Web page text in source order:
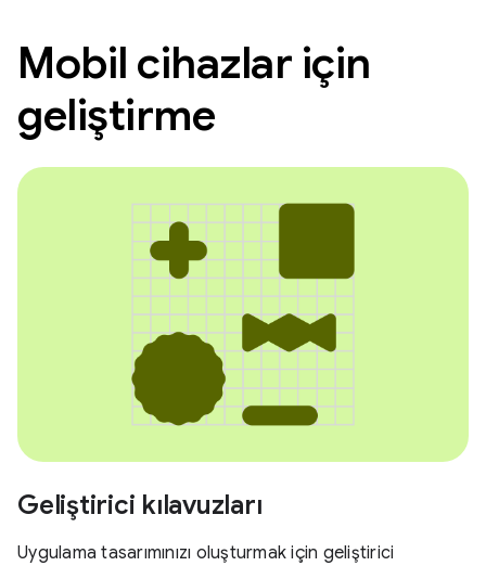
Mobil cihazlar için
geliştirme
Geliştirici kılavuzları
Uygulama tasarımınızı oluşturmak için geliştirici